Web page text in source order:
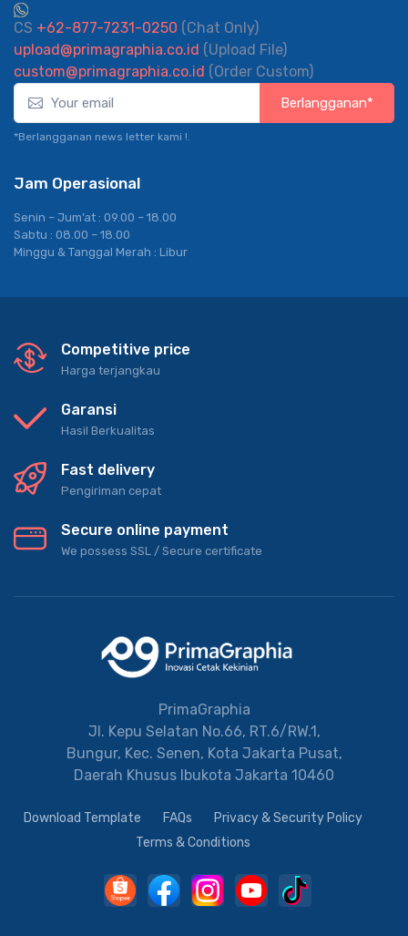
CS +62-877-7231-0250 (Chat Only)
upload@primagraphia.co.id (Upload File)
custom@primagraphia.co.id (Order Custom)
Berlangganan*
*Berlangganan news letter kami !.
Jam Operasional
Senin – Jum’at : 09.00 – 18.00
Sabtu : 08.00 – 18.00
Minggu & Tanggal Merah : Libur
Competitive price
Harga terjangkau
Garansi
Hasil Berkualitas
Fast delivery
Pengiriman cepat
Secure online payment
We possess SSL / Secure сertificate
PrimaGraphia
Jl. Kepu Selatan No.66, RT.6/RW.1,
Bungur, Kec. Senen, Kota Jakarta Pusat,
Daerah Khusus Ibukota Jakarta 10460
Download Template FAQs
Privacy & Security Policy
Terms & Conditions